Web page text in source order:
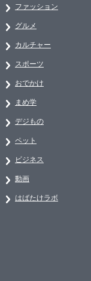
ファッション
グルメ
カルチャー
スポーツ
おでかけ
まめ学
デジもの
ペット
ビジネス
動画
はばたけラボ